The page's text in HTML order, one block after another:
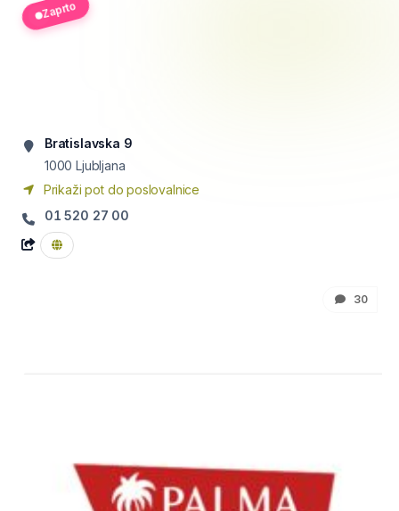
Zaprto
Bratislavska 9
1000 Ljubljana
Prikaži pot do poslovalnice
01 520 27 00
30